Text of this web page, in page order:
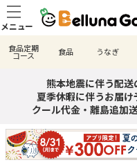
食品定期
コース 食品 うなぎ
熊本地震に伴う配
夏季休暇に伴うお届
クール代金・離島追加